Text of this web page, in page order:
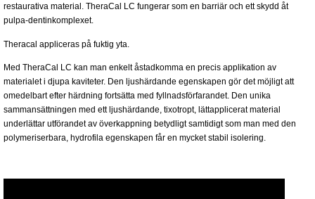
restaurativa material. TheraCal LC fungerar som en barriär och ett skydd åt
pulpa-dentinkomplexet.
Theracal appliceras på fuktig yta.
Med TheraCal LC kan man enkelt åstadkomma en precis applikation av
materialet i djupa kaviteter. Den ljushärdande egenskapen gör det möjligt att
omedelbart efter härdning fortsätta med fyllnadsförfarandet. Den unika
sammansättningen med ett ljushärdande, tixotropt, lättapplicerat material
underlättar utförandet av överkappning betydligt samtidigt som man med den
polymeriserbara, hydrofila egenskapen får en mycket stabil isolering.